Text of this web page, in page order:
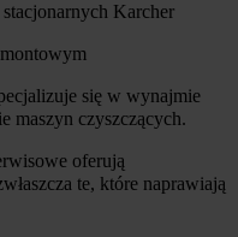
Karcher
się w wynajmie
maszyn czyszczących.
oferują
te, które naprawiają